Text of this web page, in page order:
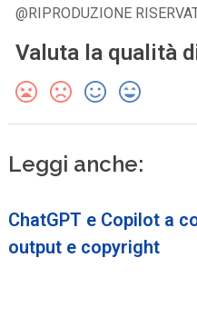
@RIPRODUZIONE
Valuta la qualità
Leggi anche:
ChatGPT e Copilot a
output e copyright